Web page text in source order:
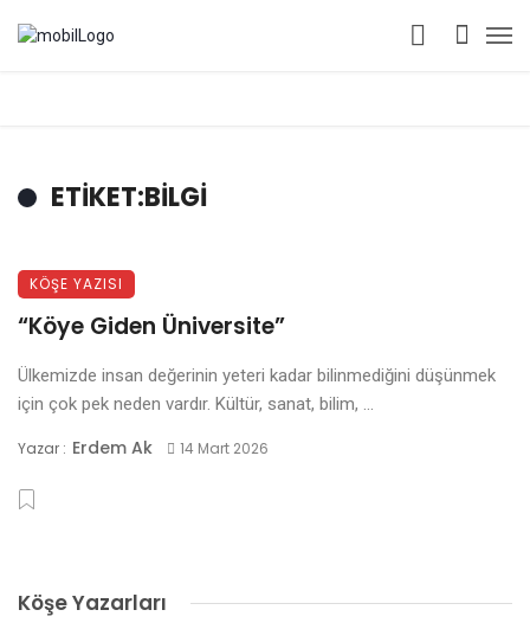
ETIKET:BILGI
KÖŞE YAZISI
“Köye Giden Üniversite”
Ülkemizde insan değerinin yeteri kadar bilinmediğini düşünmek
için çok pek neden vardır. Kültür, sanat, bilim, ...
Yazar : Erdem Ak 14 Mart 2026
Köşe Yazarları